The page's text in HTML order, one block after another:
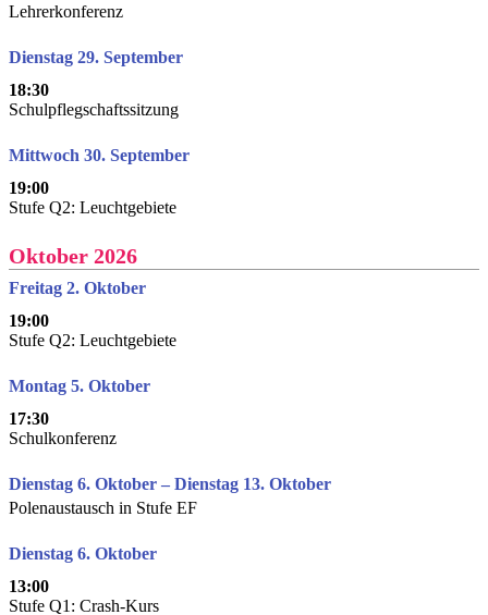
Lehrerkonferenz
Dienstag 29. September
18:30
Schulpflegschaftssitzung
Mittwoch 30. September
19:00
Stufe Q2: Leuchtgebiete
Oktober 2026
Freitag 2. Oktober
19:00
Stufe Q2: Leuchtgebiete
Montag 5. Oktober
17:30
Schulkonferenz
Dienstag 6. Oktober – Dienstag 13. Oktober
Polenaustausch in Stufe EF
Dienstag 6. Oktober
13:00
Stufe Q1: Crash-Kurs